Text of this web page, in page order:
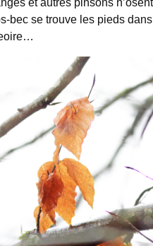
bec se trouve les pieds dans